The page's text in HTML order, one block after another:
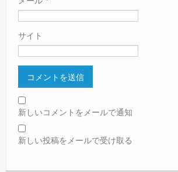
サイト
新しいコメントをメールで通知
新しい投稿をメールで受け取る